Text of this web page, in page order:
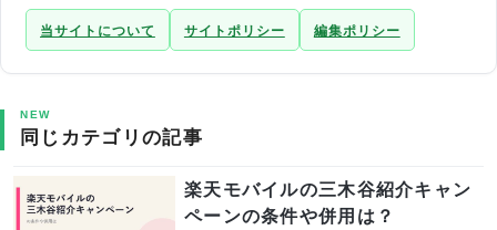
当サイトについて サイトポリシー 編集ポリシー
NEW
同じカテゴリの記事
楽天モバイルの三木谷紹介キャン
ペーンの条件や併用は？